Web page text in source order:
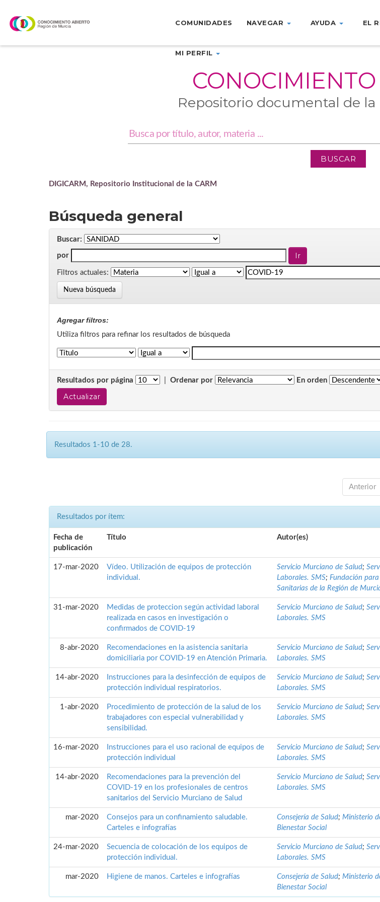
navigation
COMUNIDADES NAVEGAR AYUDA EL
MI PERFIL
Repositorio documental de
DIGICARM, Repositorio Institucional de la CARM
Búsqueda general
Buscar:
por
Filtros actuales:
Nueva búsqueda
Agregar filtros:
Utiliza filtros para refinar los resultados de búsqueda
Resultados por página Ordenar por En orden
Resultados 1-10 de 28.
Anterior
Resultados por ítem:
Fecha de
publicación
Título Autor(es)
17-mar-2020
Vídeo. Utilización de equipos de protección
individual.
Servicio Murciano de Salud;
Laborales. SMS;Fundación
Sanitarias de la Región de
31-mar-2020
Medidas de proteccion según actividad laboral
realizada en casos en investigación o
confirmados de COVID-19
Servicio Murciano de Salud;
Laborales. SMS
8-abr-2020
Recomendaciones en la asistencia sanitaria
domiciliaria por COVID-19 en Atención Primaria.
Servicio Murciano de Salud;
Laborales. SMS
14-abr-2020
Instrucciones para la desinfección de equipos de
protección individual respiratorios.
Servicio Murciano de Salud;
Laborales. SMS
1-abr-2020
Procedimiento de protección de la salud de los
trabajadores con especial vulnerabilidad y
sensibilidad.
Servicio Murciano de Salud;
Laborales. SMS
16-mar-2020
Instrucciones para el uso racional de equipos de
protección individual
Servicio Murciano de Salud;
Laborales. SMS
14-abr-2020
Recomendaciones para la prevención del
COVID-19 en los profesionales de centros
sanitarios del Servicio Murciano de Salud
Servicio Murciano de Salud;
Laborales. SMS
mar-2020
Consejos para un confinamiento saludable.
Carteles e infografías
Consejería de Salud;Ministerio
Bienestar Social
24-mar-2020
Secuencia de colocación de los equipos de
protección individual.
Servicio Murciano de Salud;
Laborales. SMS
mar-2020 Higiene de manos. Carteles e infografías Consejería de Salud;Ministerio
Bienestar Social